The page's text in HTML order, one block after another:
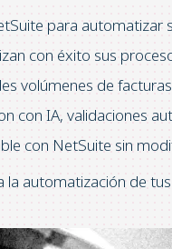
para automatizar
con éxito sus
volúmenes de
con IA, validaciones
con NetSuite sin
automatización de